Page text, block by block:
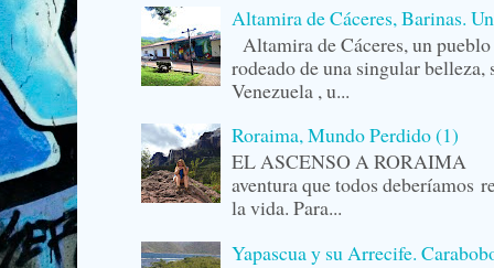
Altamira de Cáceres, Barinas.
Altamira de Cáceres, un
rodeado de una singular
Venezuela , u...
Roraima, Mundo Perdido (1)
EL ASCENSO A RORAIMA
aventura que todos deberíamos
la vida. Para...
Yapascua y su Arrecife.